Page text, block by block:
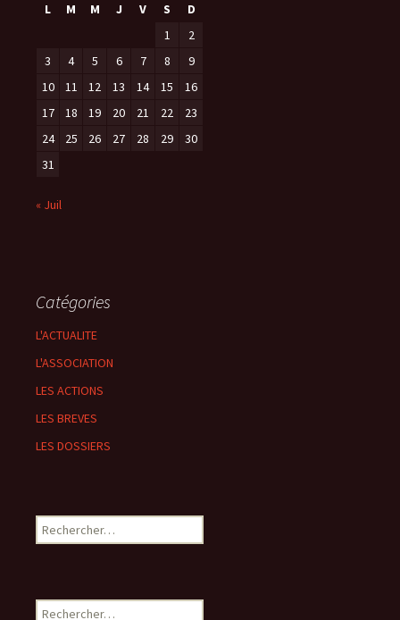
L
M M J V S
D
1
2
3
4 5 6 7 8
9
10
11 12 13 14 15
16
17
18 19 20 21 22
23
24
25 26 27 28 29
30
31
« Juil
Catégories
L'ACTUALITE
L'ASSOCIATION
LES ACTIONS
LES BREVES
LES DOSSIERS
Rechercher :
Rechercher :